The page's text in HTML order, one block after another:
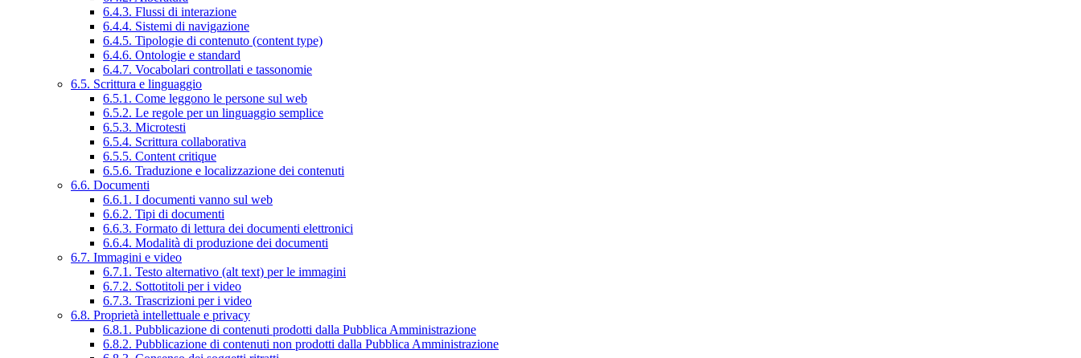
6.4.3. Flussi di interazione
6.4.4. Sistemi di navigazione
6.4.5. Tipologie di contenuto (content type)
6.4.6. Ontologie e standard
6.4.7. Vocabolari controllati e tassonomie
6.5. Scrittura e linguaggio
6.5.1. Come leggono le persone sul web
6.5.2. Le regole per un linguaggio semplice
6.5.3. Microtesti
6.5.4. Scrittura collaborativa
6.5.5. Content critique
6.5.6. Traduzione e localizzazione dei contenuti
6.6. Documenti
6.6.1. I documenti vanno sul web
6.6.2. Tipi di documenti
6.6.3. Formato di lettura dei documenti elettronici
6.6.4. Modalità di produzione dei documenti
6.7. Immagini e video
6.7.1. Testo alternativo (alt text) per le immagini
6.7.2. Sottotitoli per i video
6.7.3. Trascrizioni per i video
6.8. Proprietà intellettuale e privacy
6.8.1. Pubblicazione di contenuti prodotti dalla Pubblica Amministrazione
6.8.2. Pubblicazione di contenuti non prodotti dalla Pubblica Amministrazione